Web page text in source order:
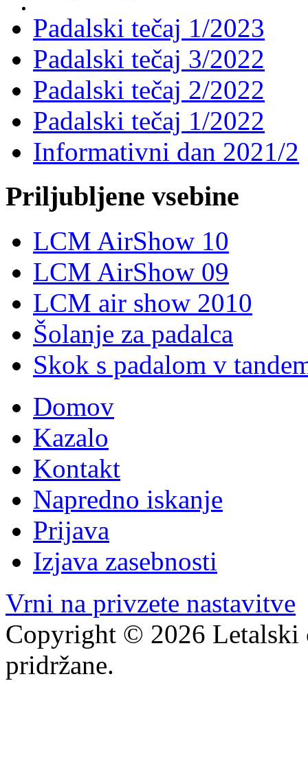
Padalski tečaj 1/2023
Padalski tečaj 3/2022
Padalski tečaj 2/2022
Padalski tečaj 1/2022
Informativni dan 2021/2
Priljubljene vsebine
LCM AirShow 10
LCM AirShow 09
LCM air show 2010
Šolanje za padalca
Skok s padalom v
Domov
Kazalo
Kontakt
Napredno iskanje
Prijava
Izjava zasebnosti
Vrni na privzete nastavitve
Copyright © 2026 Letalski
pridržane.